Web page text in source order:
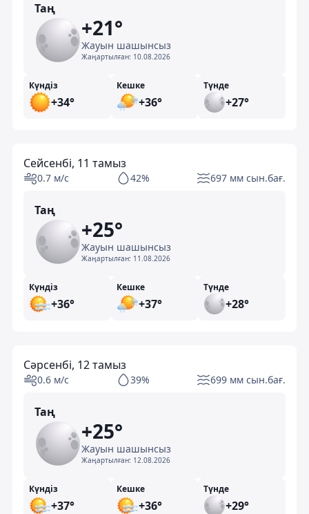
Таң
+21°
Жауын шашынсыз
Жаңартылған: 10.08.2026
Күндіз
+34°
Кешке
+36°
Түнде
+27°
Сейсенбі, 11 тамыз
0.7 м/с 42% 697 мм сын.бағ.
Таң
+25°
Жауын шашынсыз
Жаңартылған: 11.08.2026
Күндіз
+36°
Кешке
+37°
Түнде
+28°
Сәрсенбі, 12 тамыз
0.6 м/с 39% 699 мм сын.бағ.
Таң
+25°
Жауын шашынсыз
Жаңартылған: 12.08.2026
Күндіз
+37°
Кешке
+36°
Түнде
+29°